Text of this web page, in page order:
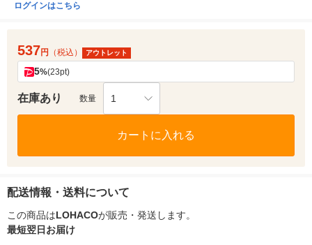
ログインはこちら
537円 （税込） アウトレット
5%(23pt)
在庫あり 数量 1
カートに入れる
配送情報・送料について
この商品はLOHACOが販売・発送します。
最短翌日お届け